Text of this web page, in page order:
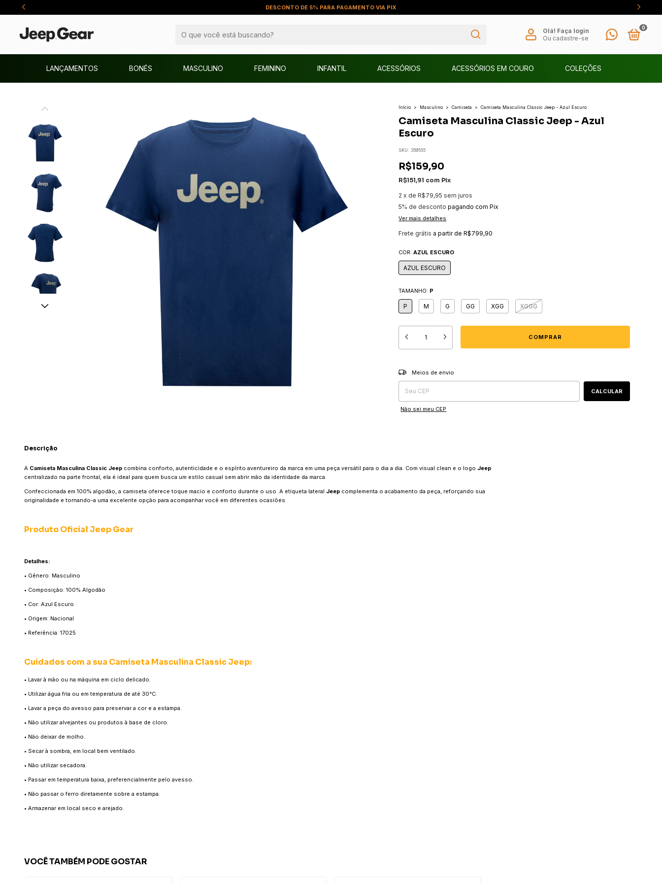
DESCONTO DE 5% PARA PAGAMENTO VIA PIX
Olá! Faça login
Ou cadastre-se
0
LANÇAMENTOS BONÉS MASCULINO FEMININO INFANTIL ACESSÓRIOS ACESSÓRIOS EM COURO COLEÇÕES
Início > Masculino > Camiseta > Camiseta Masculina Classic Jeep - Azul Escuro
Camiseta Masculina Classic Jeep - Azul
Escuro
SKU: 359555
R$159,90
R$151,91 com Pix
2 x deR$79,95 sem juros
5% de desconto pagando com Pix
Ver mais detalhes
Frete grátis a partir deR$799,90
COR:AZUL ESCURO
AZUL ESCURO
TAMANHO: P
P M G GG XGG XGGG
Entregas para o CEP:
Meios de envio
CALCULAR
Não sei meu CEP
Descrição
A Camiseta Masculina Classic Jeepcombina conforto, autenticidade e o espírito aventureiro da marca em uma peça versátil para o dia a dia. Com visual clean e o logo Jeep
centralizado na parte frontal, ela é ideal para quem busca um estilo casual sem abrir mão da identidade da marca.
Confeccionada em 100% algodão, a camiseta oferece toque macio e conforto durante o uso. A etiqueta lateral Jeepcomplementa o acabamento da peça, reforçando sua
originalidade e tornando-a uma excelente opção para acompanhar você em diferentes ocasiões.
Produto Oficial Jeep Gear
Detalhes:
• Gênero: Masculino
• Composição: 100% Algodão
• Cor: Azul Escuro
• Origem: Nacional
• Referência: 17025
Cuidados com a sua Camiseta Masculina Classic Jeep:
• Lavar à mão ou na máquina em ciclo delicado.
• Utilizar água fria ou em temperatura de até 30°C.
• Lavar a peça do avesso para preservar a cor e a estampa.
• Não utilizar alvejantes ou produtos à base de cloro.
• Não deixar de molho.
• Secar à sombra, em local bem ventilado.
• Não utilizar secadora.
• Passar em temperatura baixa, preferencialmente pelo avesso.
• Não passar o ferro diretamente sobre a estampa.
• Armazenar em local seco e arejado.
VOCÊ TAMBÉM PODE GOSTAR